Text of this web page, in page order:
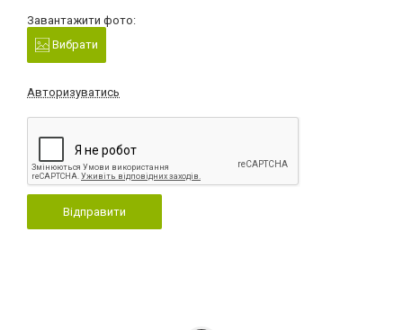
Завантажити фото:
Вибрати
Авторизуватись
Відправити